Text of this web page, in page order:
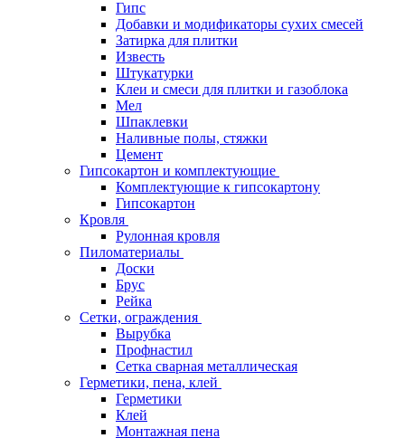
Гипс
Добавки и модификаторы сухих смесей
Затирка для плитки
Известь
Штукатурки
Клеи и смеси для плитки и газоблока
Мел
Шпаклевки
Наливные полы, стяжки
Цемент
Гипсокартон и комплектующие
Комплектующие к гипсокартону
Гипсокартон
Кровля
Рулонная кровля
Пиломатериалы
Доски
Брус
Рейка
Сетки, ограждения
Вырубка
Профнастил
Сетка сварная металлическая
Герметики, пена, клей
Герметики
Клей
Монтажная пена